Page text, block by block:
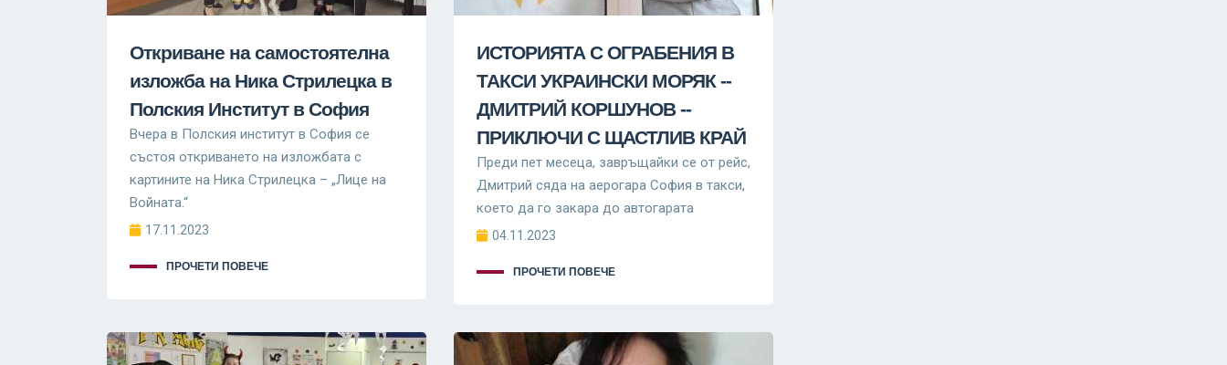
Откриване на самостоятелна
изложба на Ника Стрилецка в
Полския Институт в София
Вчера в Полския институт в София се
състоя откриването на изложбата с
картините на Ника Стрилецка – „Лице на
Войната.“
17.11.2023
ПРОЧЕТИ ПОВЕЧЕ
ИСТОРИЯТА С ОГРАБЕНИЯ В
ТАКСИ УКРАИНСКИ МОРЯК --
ДМИТРИЙ КОРШУНОВ --
ПРИКЛЮЧИ С ЩАСТЛИВ КРАЙ
Преди пет месеца, завръщайки се от рейс,
Дмитрий сяда на аерогара София в такси,
което да го закара до автогарата
04.11.2023
ПРОЧЕТИ ПОВЕЧЕ